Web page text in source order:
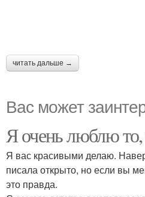
читать дальше →
Вас может
Я очень люблю
Я вас красивыми делаю.
писала открыто, но если вы
это правда.